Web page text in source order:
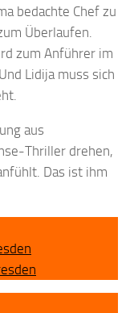
bedachte Chef zu
Überlaufen.
zum Anführer im
Lidija muss sich
aus
Thriller drehen,
Das ist ihm